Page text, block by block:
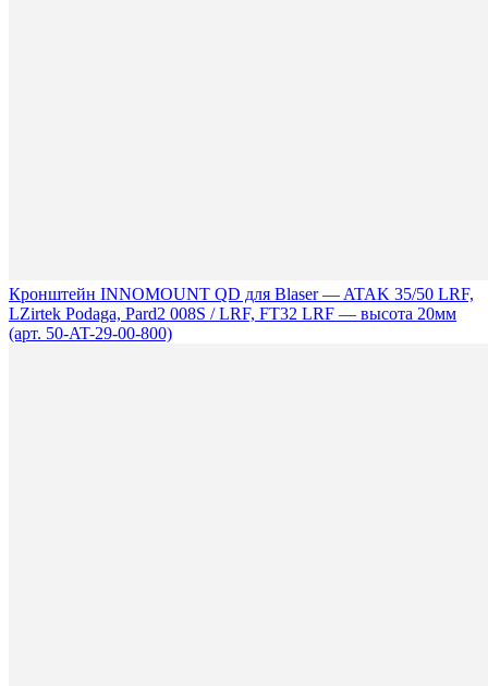
Кронштейн INNOMOUNT QD для Blaser — ATAK 35/50 LRF,
LZirtek Podaga, Pard2 008S / LRF, FT32 LRF — высота 20мм
(арт. 50-AT-29-00-800)